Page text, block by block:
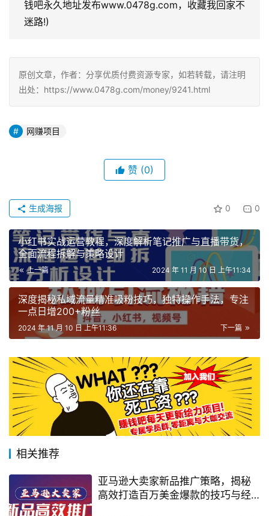
钱吧永久地址发布www.0478g.com，收藏我回家不
迷路!)
原创文章，作者：分享优质付费资源专家，如若转载，请注明
出处：https://www.0478g.com/money/9241.html
网赚项目
赞 (0)
0 0
生成海报
小红书实战运营教程，深度解析笔记推广与直播带货，
全面流程拆解与策略设计
上一篇 2024 年 11 月 10 日 上午11:34
深度揭秘私域流量精准吸粉技巧，独特操作手法，专注
一点日增200+粉丝
下一篇
2024 年 11 月 10 日 上午11:36
相关推荐
亚马逊大卖家新品推广策略，揭秘
高效打造百万美金爆款的技巧与经